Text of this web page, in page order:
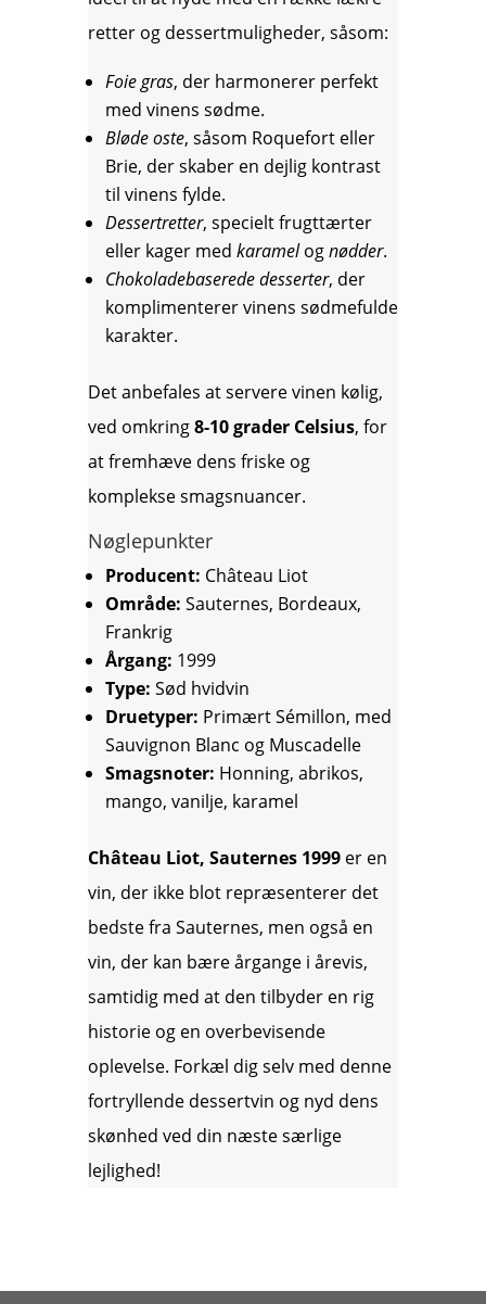
retter og dessertmuligheder, såsom:
Foie gras, der harmonerer perfekt
med vinens sødme.
Bløde oste, såsom Roquefort eller
Brie, der skaber en dejlig kontrast
til vinens fylde.
Dessertretter, specielt frugttærter
eller kager med karamelognødder.
Chokoladebaserede desserter, der
komplimenterer vinens sødmefulde
karakter.
Det anbefales at servere vinen kølig,
ved omkring8-10 grader Celsius, for
at fremhæve dens friske og
komplekse smagsnuancer.
Nøglepunkter
Producent: Château Liot
Område: Sauternes, Bordeaux,
Frankrig
Årgang: 1999
Type: Sød hvidvin
Druetyper: Primært Sémillon, med
Sauvignon Blanc og Muscadelle
Smagsnoter: Honning, abrikos,
mango, vanilje, karamel
Château Liot, Sauternes 1999er en
vin, der ikke blot repræsenterer det
bedste fra Sauternes, men også en
vin, der kan bære årgange i årevis,
samtidig med at den tilbyder en rig
historie og en overbevisende
oplevelse. Forkæl dig selv med denne
fortryllende dessertvin og nyd dens
skønhed ved din næste særlige
lejlighed!